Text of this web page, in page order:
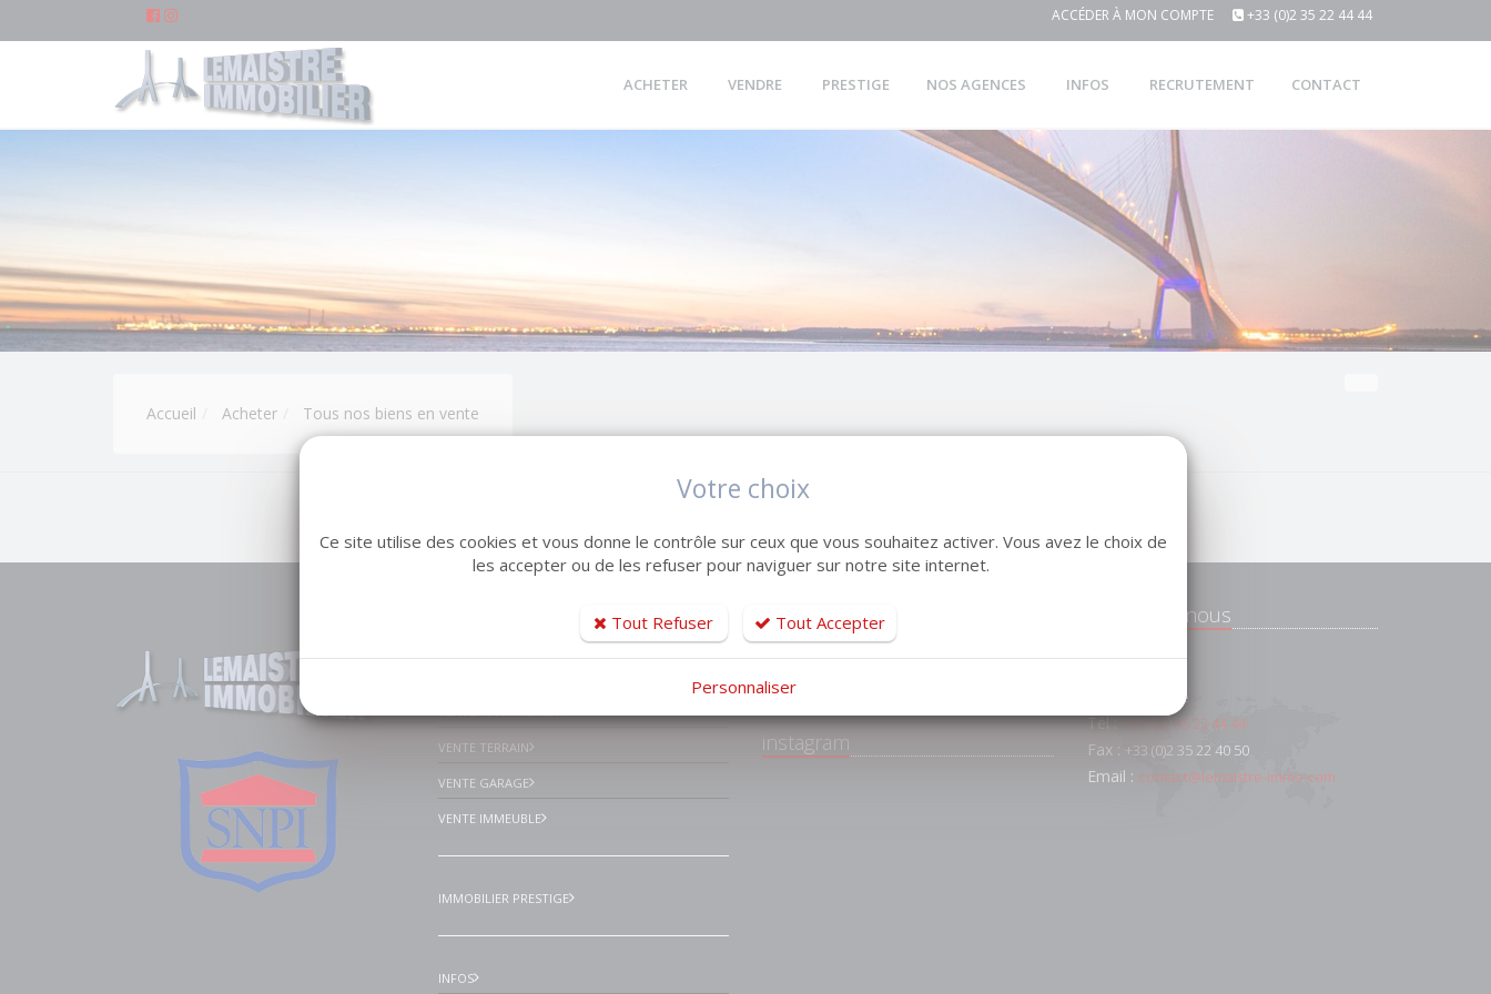
ACCÉDER À MON COMPTE +33 (0)2 35 22 44 44
ACHETER VENDRE PRESTIGE NOS AGENCES INFOS RECRUTEMENT CONTACT
Accueil Acheter Tous nos biens en vente
VENTE APPARTEMENT
VENTE TERRAIN
VENTE GARAGE
VENTE IMMEUBLE
IMMOBILIER PRESTIGE
INFOS
Facebook Lemaistre
Immobilier Le havre et
instagram
Contactez-nous
Le Havre
Tél :+33 (0)2 35 22 44 44
Fax : +33 (0)2 35 22 40 50
Email : contact@lemaistre-immo.com
Votre choix
Ce site utilise des cookies et vous donne le contrôle sur ceux que vous souhaitez activer. Vous avez le choix de
les accepter ou de les refuser pour naviguer sur notre site internet.
Tout Refuser Tout Accepter
Personnaliser